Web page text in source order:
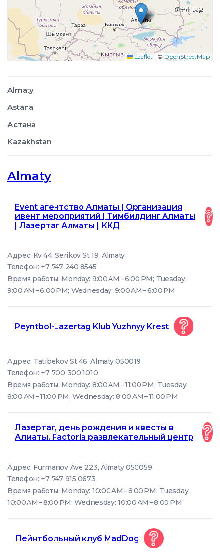
Leaflet | © OpenStreetMap
Almaty
Astana
Астана
Kazakhstan
Almaty
Event агентство Алматы | Организация
ивент мероприятий | Тимбилдинг Алматы
| Лазертаг Алматы | ККД
Адрес: Kv 44, Serikov St 19, Almaty
Телефон: +7 747 240 8545
Время работы: Monday: 9:00 AM – 6:00 PM; Tuesday:
9:00 AM – 6:00 PM; Wednesday: 9:00 AM – 6:00 PM
Peyntbol-Lazertag Klub Yuzhnyy Krest
Адрес: Tatibekov St 46, Almaty 050019
Телефон: +7 700 300 1010
Время работы: Monday: 8:00 AM – 11:00 PM; Tuesday:
8:00 AM – 11:00 PM; Wednesday: 8:00 AM – 11:00 PM
Лазертаг, день рождения и квесты в
Алматы. Factoria развлекательный центр
Адрес: Furmanov Ave 223, Almaty 050059
Телефон: +7 747 915 0673
Время работы: Monday: 10:00 AM – 8:00 PM; Tuesday:
10:00 AM – 8:00 PM; Wednesday: 10:00 AM – 8:00 PM
Пейнтбольный клуб MadDog